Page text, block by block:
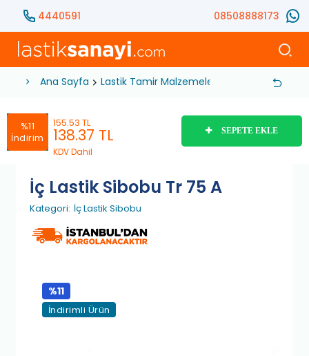
4440591 08508888173
Ana Sayfa Lastik Tamir Malzemeleri İç
%11
İndirim
155.53 TL
138.37 TL
KDV Dahil
SEPETE EKLE
İç Lastik Sibobu Tr 75 A
Kategori: İç Lastik Sibobu
%11
İndirimli Ürün